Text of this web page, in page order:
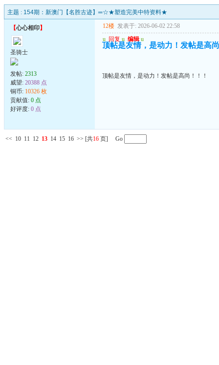
主题 : 154期：新澳门【名胜古迹】═☆★塑造完美中特资料★
【心心相印】
圣骑士
发帖: 2313
威望: 20388 点
铜币: 10326 枚
贡献值: 0 点
好评度: 0 点
12楼 发表于: 2026-06-02 22:58
u 回复 u 编辑 u
顶帖是友情，是动力！发帖是高
顶帖是友情，是动力！发帖是高尚！！！
<< 10 11 12 13 14 15 16 >> [共16 页] Go